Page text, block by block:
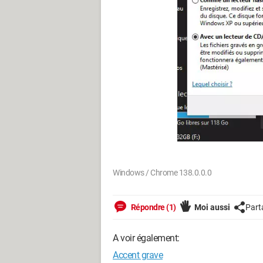
Windows / Chrome 138.0.0.0
Répondre (1) Moi aussi
A voir également:
Accent grave